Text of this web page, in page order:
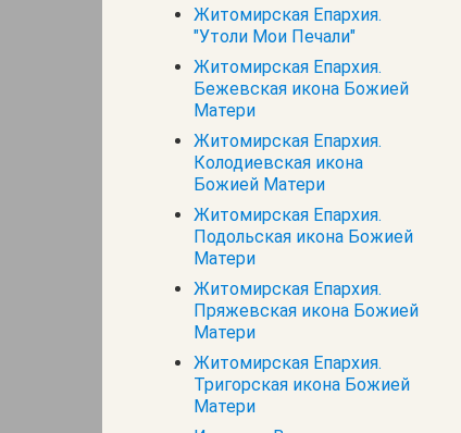
Житомирская Епархия.
"Утоли Мои Печали"
Житомирская Епархия.
Бежевская икона Божией
Матери
Житомирская Епархия.
Колодиевская икона
Божией Матери
Житомирская Епархия.
Подольская икона Божией
Матери
Житомирская Епархия.
Пряжевская икона Божией
Матери
Житомирская Епархия.
Тригорская икона Божией
Матери